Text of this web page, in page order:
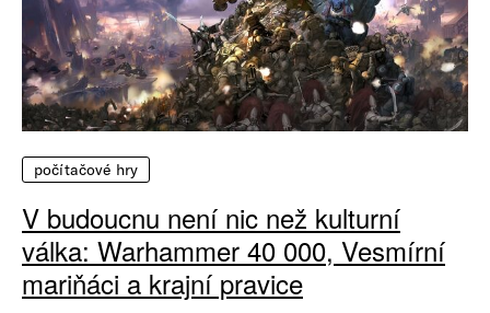
počítačové hry
V budoucnu není nic než kulturní
válka: Warhammer 40 000, Vesmírní
mariňáci a krajní pravice